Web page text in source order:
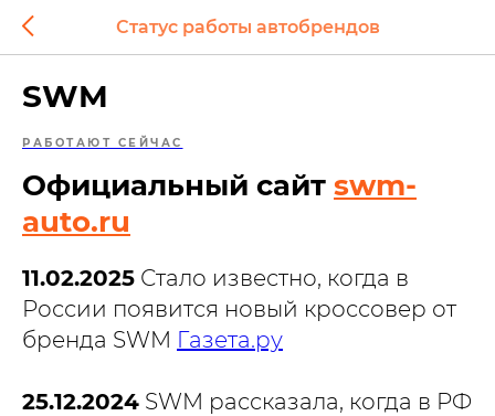
Статус работы автобрендов
SWM
РАБОТАЮТ СЕЙЧАС
Официальный сайт swm-
auto.ru
11.02.2025 Стало известно, когда в
России появится новый кроссовер от
бренда SWM Газета.ру
25.12.2024 SWM рассказала, когда в РФ